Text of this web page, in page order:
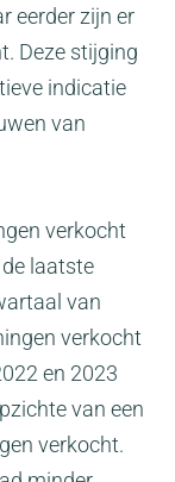
eerder zijn er
Deze stijging
indicatie
van
verkocht
laatste
van
verkocht
en 2023
van een
verkocht.